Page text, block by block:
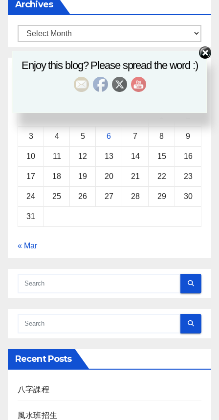
Archives
Archives
August 2026
3 4 5 6 7 8 9
10 11 12 13 14 15 16
17 18 19 20 21 22 23
24 25 26 27 28 29 30
31
« Mar
Recent Posts
八字課程
風水班招生
Enjoy this blog? Please spread the word :)